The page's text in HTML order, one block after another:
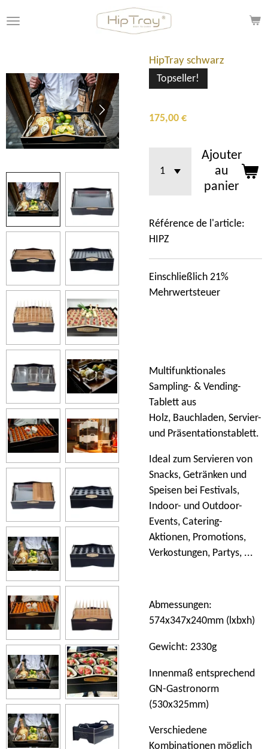
au
HipTray schwarz
Topseller!
175,00 €
Ajouter
au
panier
Référence de l'article:
HIPZ
Einschließlich 21%
Mehrwertsteuer
Multifunktionales
Sampling- & Vending-
Tablett aus
Holz, Bauchladen, Servier-
und Präsentationstablett.
Ideal zum Servieren von
Snacks, Getränken und
Speisen bei Festivals,
Indoor- und Outdoor-
Events, Catering-
Aktionen, Promotions,
Verkostungen, Partys, ...
Abmessungen:
574x347x240mm (lxbxh)
Gewicht: 2330g
Innenmaß entsprechend
GN-Gastronorm
(530x325mm)
Verschiedene
Kombinationen möglich